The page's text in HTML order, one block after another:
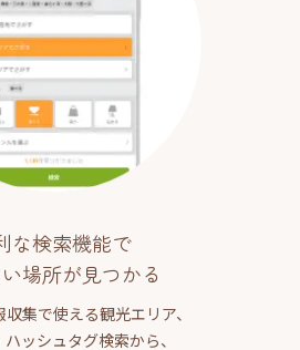
な検索機能で
場所が見つかる
集で使える観光エリア、
ッシュタグ検索から、